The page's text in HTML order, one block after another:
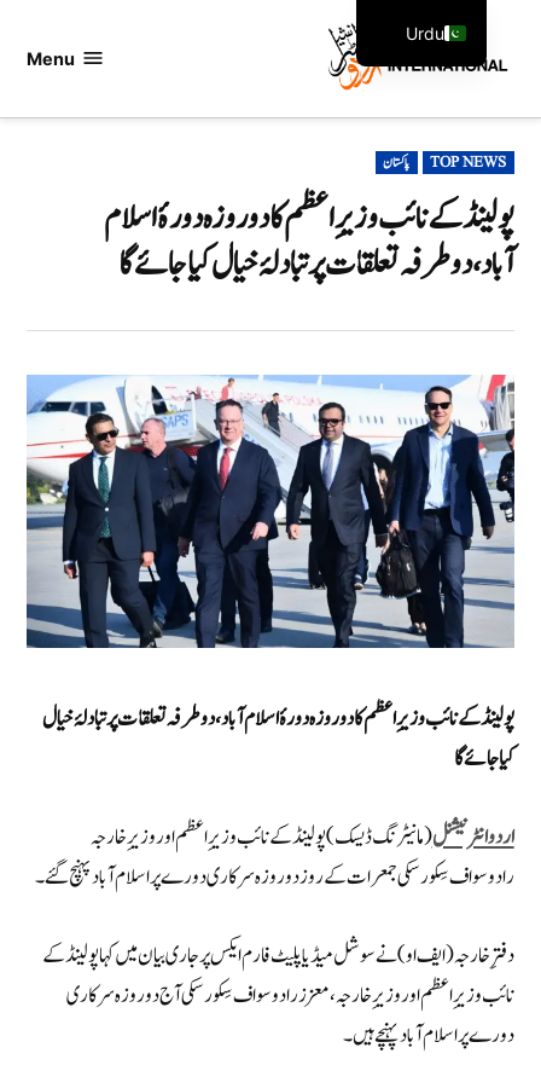
Menu
POSTED
IN
TOP NEWS پاکستان
پولینڈ کے نائب وزیرِ اعظم کا دو روزہ دورۂ اسلام
آباد،دوطرفہ تعلقات پر تبادلۂ خیال کیا جائے گا
پولینڈ کے نائب وزیرِ اعظم کا دو روزہ دورۂ اسلام آباد،دوطرفہ تعلقات پر تبادلۂ خیال
کیا جائے گا
اردو انٹرنیشنل(مانیٹرنگ ڈیسک) پولینڈ کے نائب وزیرِ اعظم اور وزیرِ خارجہ
رادوسواف سِکورسکی جمعرات کے روز دو روزہ سرکاری دورے پر اسلام آباد پہنچ گئے۔
دفترِ خارجہ (ایف او) نے سوشل میڈیا پلیٹ فارم ایکس پر جاری بیان میں کہا پولینڈ کے
نائب وزیرِ اعظم اور وزیرِ خارجہ، معزز رادوسواف سِکورسکی آج دو روزہ سرکاری
دورے پر اسلام آباد پہنچے ہیں۔
Urdu
English